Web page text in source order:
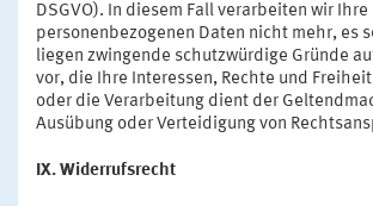
DSGVO). In diesem Fall verarbeiten wir Ihre
personenbezogenen Daten nicht mehr, es
liegen zwingende schutzwürdige Gründe
vor, die Ihre Interessen, Rechte und
oder die Verarbeitung dient der
Ausübung oder Verteidigung von
IX. Widerrufsrecht